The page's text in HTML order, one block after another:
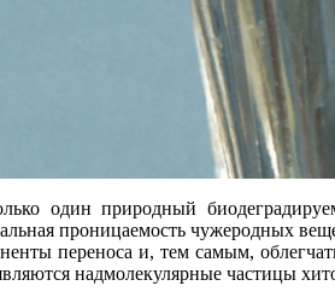
один природный
проницаемость чужеродных
переноса и, тем самым,
надмолекулярные частицы